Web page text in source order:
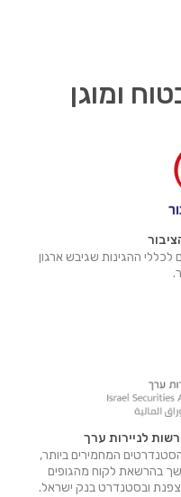
ומוגן
לכללי ההגינות שגיבש ארגון
לניירות ערך
המחמירים ביותר,
בהרשאת לקוח מהגופים
ובסטנדרט בנק ישראל.